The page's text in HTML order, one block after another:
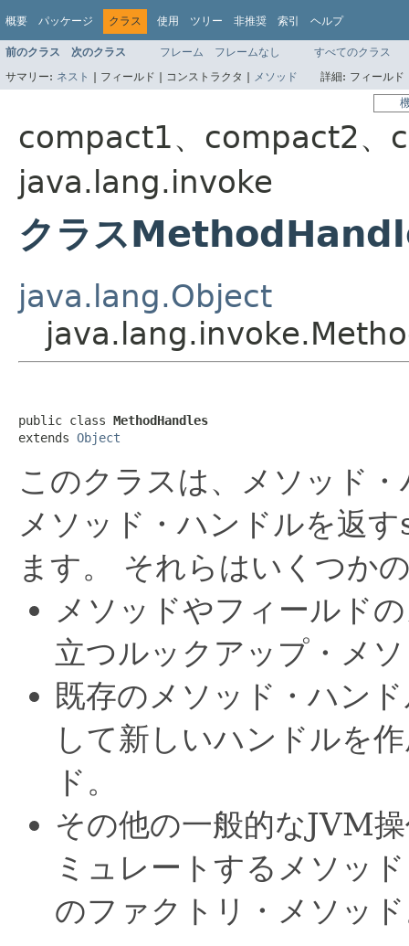
概要 パッケージ クラス 使用 ツリー 非推奨 索引 ヘルプ
前のクラス 次のクラス フレーム フレームなし
すべてのクラス
サマリー: ネスト | フィールド | コンストラクタ | メソッド 詳細: フィール
compact1、compact2、
java.lang.invoke
クラス
java.lang.Object
public class MethodHandles
extends Object
このクラスは、メソッド
メソッド・ハンドルを返
ます。
それらはいくつか
メソッドやフィールド
立つルックアップ・メ
既存のメソッド・ハン
して新しいハンドルを
ド。
その他の一般的なJVM
ミュレートするメソッ
のファクトリ・メソッ